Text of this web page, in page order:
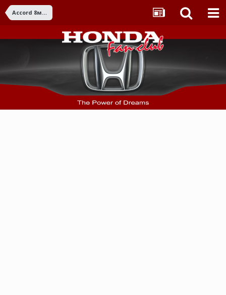
Accord 8ма ген. (2008-2015)